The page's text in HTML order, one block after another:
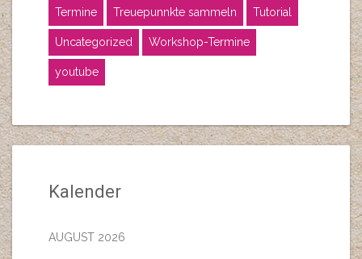
Termine Treuepunnkte sammeln Tutorial
Uncategorized Workshop-Termine
youtube
Kalender
AUGUST 2026